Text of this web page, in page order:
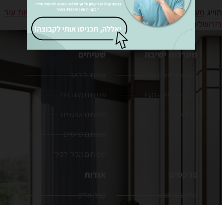
תוייג מערכות ישיבה בירושלים מערכות ישיבה מאיטליה
ספות עור
בירושלים
רהיטים בירושלים
מערכות ישיבה
מערכות ישיבה מבד
מערכות ישיבה מעור
כורסאות
שטיחים
שטיחי לולאה
שטיחים מודרנים
שטיחים אפגניים
שטיחים פרסיים
שטיחים מקיר לקיר
פרקטים
פרקט עץ טבעי
אודות
קצת עלינו